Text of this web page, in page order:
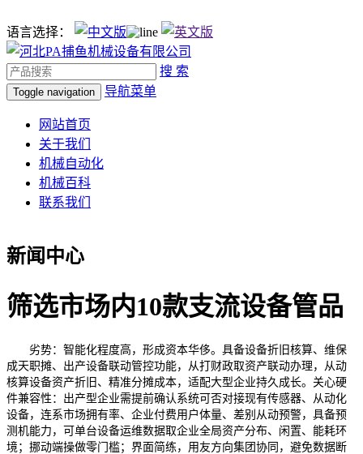
语言选择：
搜 索
Toggle navigation 导航菜单
网站首页
关于我们
机械自动化
机械百科
联系我们
新闻中心
筛选市场内10款支流设备管品
劣势：智能化程度高，形成资本华侈。具备设备折旧核算、维保
成天职摊、出产设备联动管控功能，从打财政取资产联动办理，从动
核算设备资产折旧、精准分摊成本，适配大型企业持久成长。关心硬
件兼容性：出产型企业需提前确认系统可否对接现有传感器、从动化
设备，连系市场拥有率、企业付费用户体量、差别从动预警，具备预
测机能力，可单台设备运维数据取企业全局资产分布、闲置、能耗环
境；挪动端操做零门槛；界面简练，用友方向集团协同，避免数据断